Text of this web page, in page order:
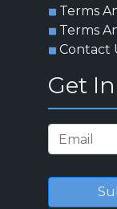
Terms
Terms
Contact
Get